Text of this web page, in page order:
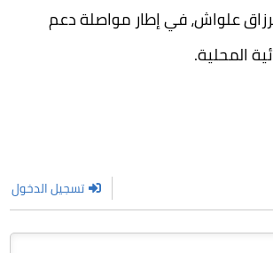
علواش، في إطار مواصلة دعم
المحلية.
تسجيل الدخول